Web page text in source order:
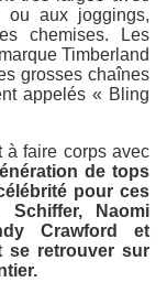
ou aux joggings,
chemises. Les
Timberland
grosses chaînes
appelés « Bling
à faire corps avec
de tops
pour ces
Naomi
Crawford et
se retrouver sur